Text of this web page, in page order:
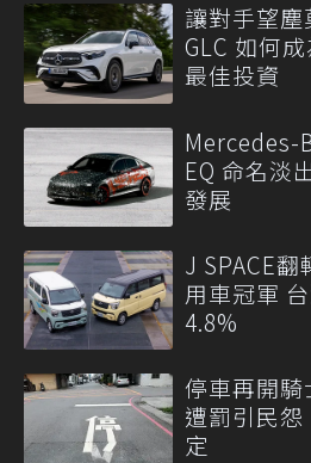
讓對手望
GLC 如何
最佳投資
Mercedes-
EQ 命名淡
發展
J SPACE
用車冠軍
4.8%
停車再開騎
遭罰引民
定